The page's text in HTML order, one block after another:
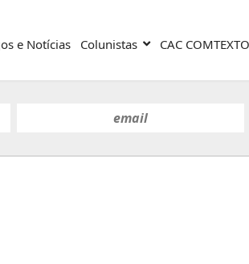
e Notícias Colunistas CAC COMTEXTO